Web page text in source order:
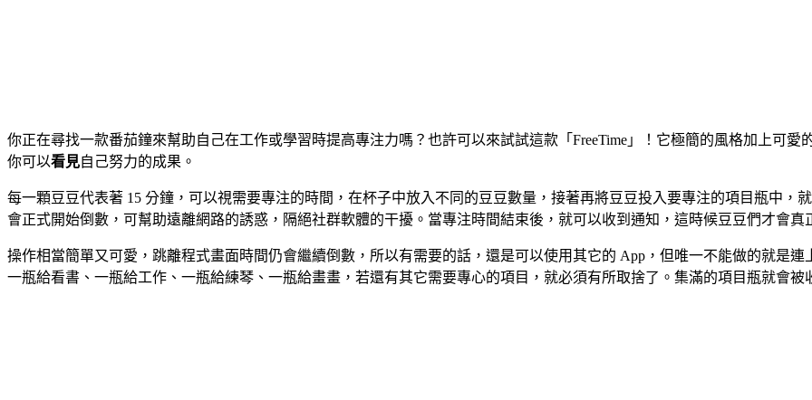
你正在尋找一款番茄鐘來幫助自己在工作或學習時提高專注力嗎？也許可以來試試這款「FreeTime」！它極簡的風格加上可
你可以看見自己努力的成果。
每一顆豆豆代表著 15 分鐘，可以視需要專注的時間，在杯子中放入不同的豆豆數量，接著再將豆豆投入要專注的項目瓶中，
會正式開始倒數，可幫助遠離網路的誘惑，隔絕社群軟體的干擾。當專注時間結束後，就可以收到通知，這時候豆豆們才會真
操作相當簡單又可愛，跳離程式畫面時間仍會繼續倒數，所以有需要的話，還是可以使用其它的 App，但唯一不能做的就是
一瓶給看書、一瓶給工作、一瓶給練琴、一瓶給畫畫，若還有其它需要專心的項目，就必須有所取捨了。集滿的項目瓶就會被